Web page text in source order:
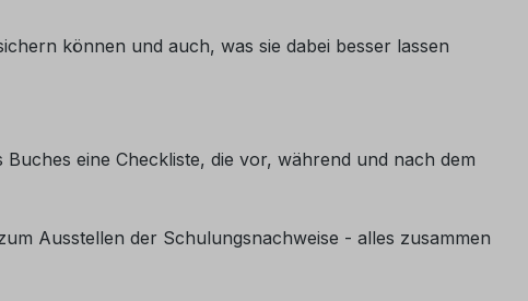
können und auch, was sie dabei besser lassen
eine Checkliste, die vor, während und nach dem
Ausstellen der Schulungsnachweise - alles zusammen